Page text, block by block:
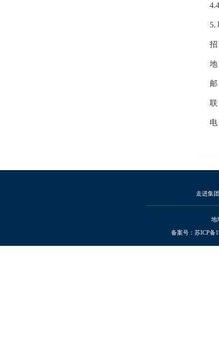
5.
地
邮
电
走进集团
地
备案号： 苏ICP备